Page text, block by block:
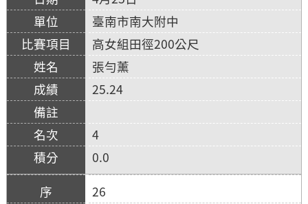
臺南市南大附中
高女組田徑200公尺
張勻薰
25.24
4
0.0
26